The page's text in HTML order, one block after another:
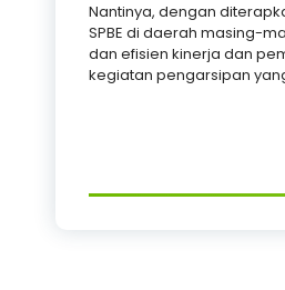
Nantinya, dengan
SPBE di daerah masing-
dan efisien kinerja dan
kegiatan pengarsipan